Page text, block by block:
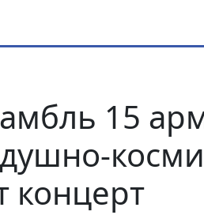
15
концерт